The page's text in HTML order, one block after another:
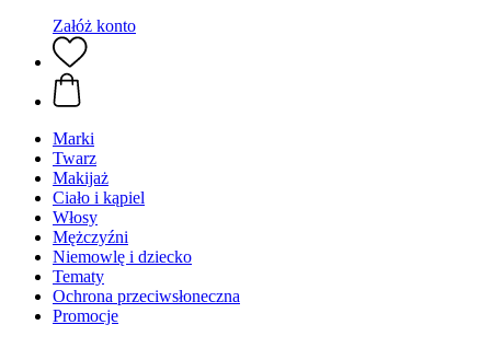
Załóż konto
Marki
Twarz
Makijaż
Ciało i kąpiel
Włosy
Mężczyźni
Niemowlę i dziecko
Tematy
Ochrona przeciwsłoneczna
Promocje